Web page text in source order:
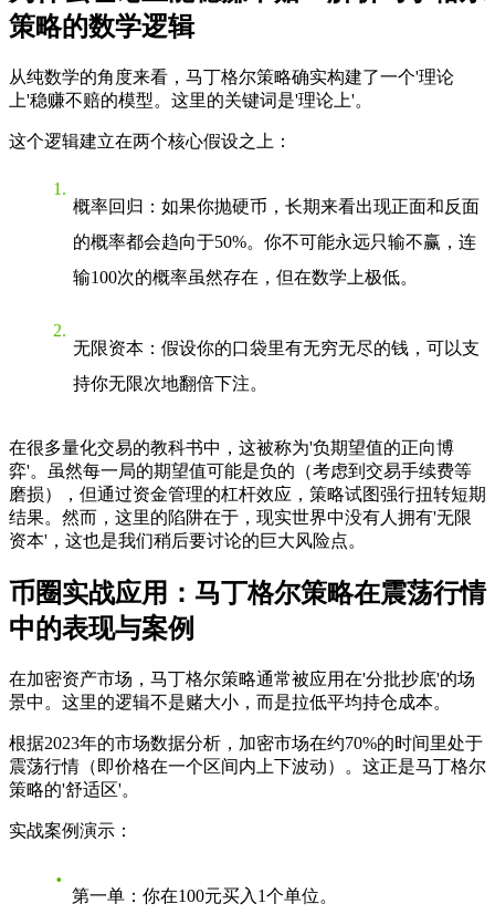
策略的数学逻辑
从纯数学的角度来看，马丁格尔策略确实构建了一个'理论
上'稳赚不赔的模型。这里的关键词是'理论上'。
这个逻辑建立在两个核心假设之上：
概率回归 ：如果你抛硬币，长期来看出现正面和反面
的概率都会趋向于50%。你不可能永远只输不赢，连
输100次的概率虽然存在，但在数学上极低。
无限资本 ：假设你的口袋里有无穷无尽的钱，可以支
持你无限次地翻倍下注。
在很多量化交易的教科书中，这被称为'负期望值的正向博
弈'。虽然每一局的期望值可能是负的（考虑到交易手续费等
磨损），但通过资金管理的杠杆效应，策略试图强行扭转短期
结果。然而，这里的陷阱在于，现实世界中没有人拥有'无限
资本'，这也是我们稍后要讨论的巨大风险点。
币圈实战应用：马丁格尔策略在震荡行情
中的表现与案例
在加密资产市场，马丁格尔策略通常被应用在'分批抄底'的场
景中。这里的逻辑不是赌大小，而是拉低平均持仓成本。
根据2023年的市场数据分析，加密市场在约70%的时间里处于
震荡行情（即价格在一个区间内上下波动）。这正是马丁格尔
策略的'舒适区'。
实战案例演示：
第一单 ：你在100元买入1个单位。